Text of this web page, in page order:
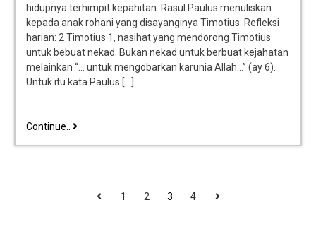
hidupnya terhimpit kepahitan. Rasul Paulus menuliskan
kepada anak rohani yang disayanginya Timotius. Refleksi
harian: 2 Timotius 1, nasihat yang mendorong Timotius
untuk bebuat nekad. Bukan nekad untuk berbuat kejahatan
melainkan “… untuk mengobarkan karunia Allah…” (ay 6).
Untuk itu kata Paulus […]
Continue..
1 2 3 4